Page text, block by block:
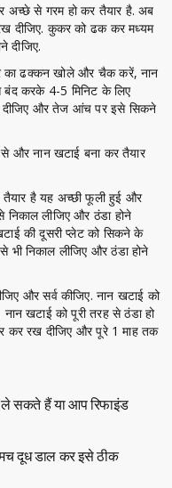
अच्छे से गरम हो कर तैयार है. अब
दीजिए. कुकर को ढक कर मध्यम
दीजिए.
का ढक्कन खोले और चैक करें, नान
बंद करके 4-5 मिनिट के लिए
और तेज आंच पर इसे सिकने
और नान खटाई बना कर तैयार
है यह अच्छी फूली हुई और
लीजिए और ठंडा होने
की दूसरी प्लेट को सिकने के
निकाल लीजिए और ठंडा होने
और सर्व कीजिए. नान खटाई को
खटाई को पूरी तरह से ठंडा हो
कर रख दीजिए और पूरे 1 माह तक
सकते हैं या आप रिफाइंड
दूध डाल कर इसे ठीक